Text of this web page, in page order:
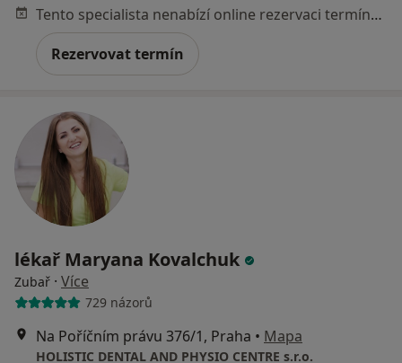
Tento specialista nenabízí online rezervaci termínu na této adrese.
Rezervovat termín
lékař Maryana Kovalchuk
Zubař · Více
729 názorů
Na Poříčním právu 376/1, Praha • Mapa
HOLISTIC DENTAL AND PHYSIO CENTRE s.r.o.